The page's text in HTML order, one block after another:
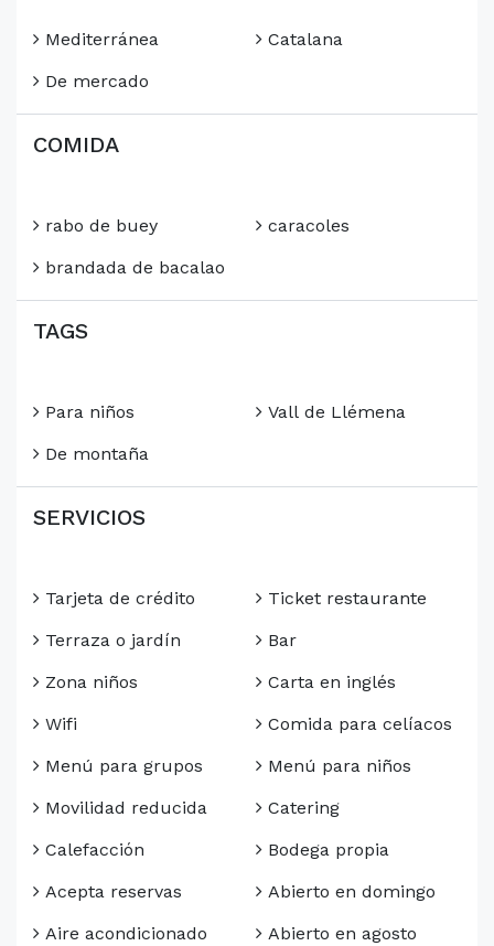
Mediterránea
De mercado
Catalana
COMIDA
rabo de buey
brandada de bacalao
caracoles
TAGS
Para niños
De montaña
Vall de Llémena
SERVICIOS
Tarjeta de crédito
Terraza o jardín
Zona niños
Wifi
Menú para grupos
Movilidad reducida
Calefacción
Acepta reservas
Aire acondicionado
Ticket restaurante
Bar
Carta en inglés
Comida para celíacos
Menú para niños
Catering
Bodega propia
Abierto en domingo
Abierto en agosto